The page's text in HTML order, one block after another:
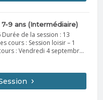
en octobre. DM
9 ans (Intermédiaire)
de la session : 13
cours : Session loisir – 1
: Vendredi 4 septembre
précédant le début de la
toutes les
Espadrilles